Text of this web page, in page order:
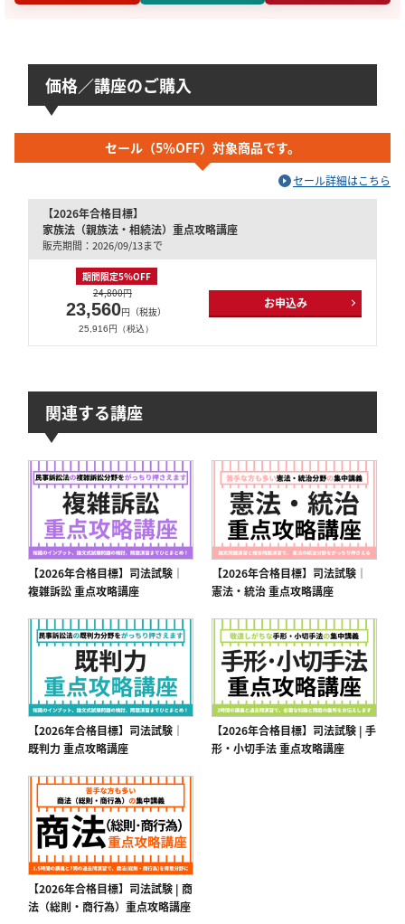
価格／講座のご購入
セール（5％OFF）対象商品です。
セール詳細はこちら
【2026年合格目標】
家族法（親族法・相続法）重点攻略講座
販売期間：2026/09/13まで
期間限定5％OFF
24,800円
23,560円（税抜）
25,916円（税込）
お申込み
関連する講座
【2026年合格目標】司法試験｜
複雑訴訟 重点攻略講座
【2026年合格目標】司法試験｜
憲法・統治 重点攻略講座
【2026年合格目標】司法試験｜
既判力 重点攻略講座
【2026年合格目標】司法試験 | 手
形・小切手法 重点攻略講座
【2026年合格目標】司法試験 | 商
法（総則・商行為）重点攻略講座